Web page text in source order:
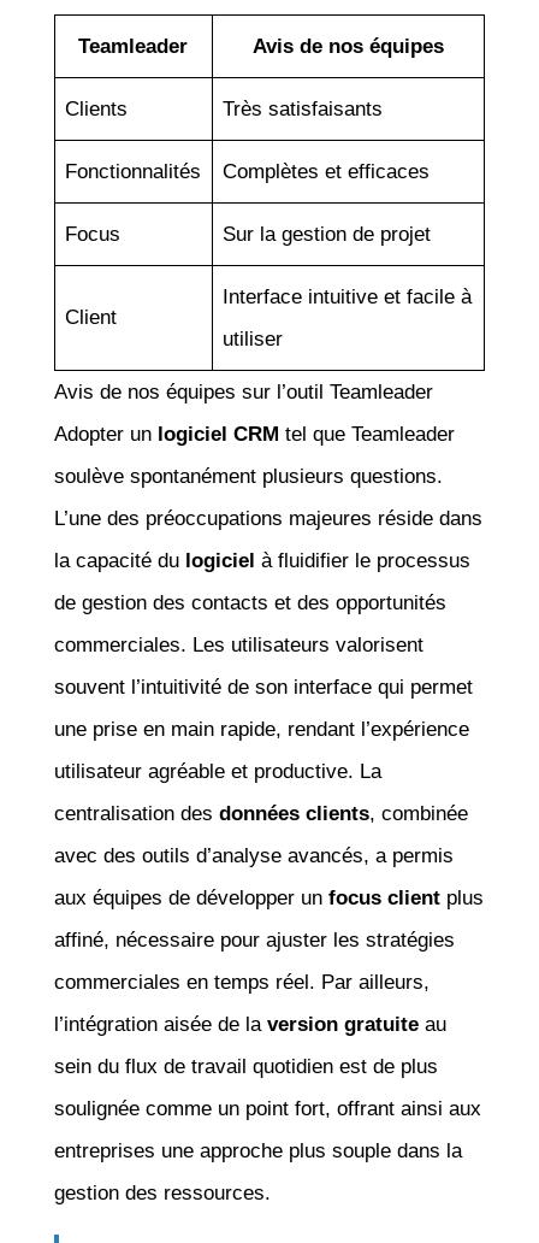
Teamleader Avis de nos équipes
Clients Très satisfaisants
Fonctionnalités Complètes et efficaces
Focus Sur la gestion de projet
Client
Interface intuitive et facile à
utiliser
Avis de nos équipes sur l’outil Teamleader
Adopter un logiciel CRM tel que Teamleader
soulève spontanément plusieurs questions.
L’une des préoccupations majeures réside dans
la capacité du logiciel à fluidifier le processus
de gestion des contacts et des opportunités
commerciales. Les utilisateurs valorisent
souvent l’intuitivité de son interface qui permet
une prise en main rapide, rendant l’expérience
utilisateur agréable et productive. La
centralisation des données clients, combinée
avec des outils d’analyse avancés, a permis
aux équipes de développer un focus clientplus
affiné, nécessaire pour ajuster les stratégies
commerciales en temps réel. Par ailleurs,
l’intégration aisée de la version gratuiteau
sein du flux de travail quotidien est de plus
soulignée comme un point fort, offrant ainsi aux
entreprises une approche plus souple dans la
gestion des ressources.